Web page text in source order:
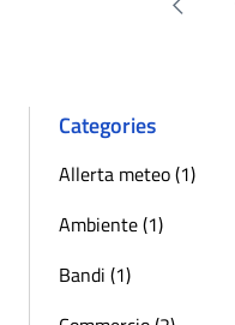
Pagina
Categories
Allerta meteo (1)
Ambiente (1)
Bandi (1)